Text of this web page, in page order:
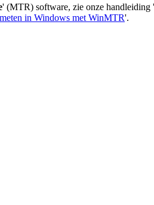
' (MTR) software, zie onze handleiding '
in Windows met WinMTR'.